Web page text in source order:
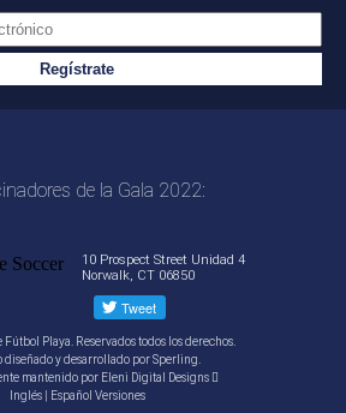
de la Gala 2022:
10 Prospect Street Unidad 4
Norwalk, CT 06850
Playa. Reservados todos los derechos.
diseñado y desarrollado porSperling.
mantenido por Eleni Digital Designs
Inglés| Español Versiones